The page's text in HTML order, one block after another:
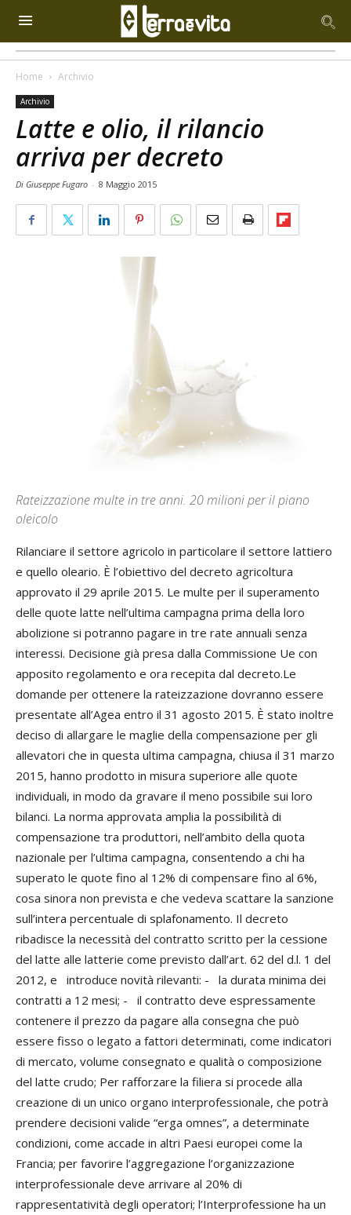
Home Archivio
Archivio
Latte e olio, il rilancio
arriva per decreto
Di Giuseppe Fugaro - 8 Maggio 2015
Rateizzazione multe in tre anni. 20 milioni per il piano
oleicolo
Rilanciare il settore agricolo in particolare il settore lattiero
e quello oleario. È l’obiettivo del decreto agricoltura
approvato il 29 aprile 2015. Le multe per il superamento
delle quote latte nell’ultima campagna prima della loro
abolizione si potranno pagare in tre rate annuali senza
interessi. Decisione già presa dalla Commissione Ue con
apposito regolamento e ora recepita dal decreto.Le
domande per ottenere la rateizzazione dovranno essere
presentate all’Agea entro il 31 agosto 2015. È stato inoltre
deciso di allargare le maglie della compensazione per gli
allevatori che in questa ultima campagna, chiusa il 31 marzo
2015, hanno prodotto in misura superiore alle quote
individuali, in modo da gravare il meno possibile sui loro
bilanci. La norma approvata amplia la possibilità di
compensazione tra produttori, nell’ambito della quota
nazionale per l’ultima campagna, consentendo a chi ha
superato le quote fino al 12% di compensare fino al 6%,
cosa sinora non prevista e che vedeva scattare la sanzione
sull’intera percentuale di splafonamento. Il decreto
ribadisce la necessità del contratto scritto per la cessione
del latte alle latterie come previsto dall’art. 62 del d.l. 1 del
2012, e introduce novità rilevanti: - la durata minima dei
contratti a 12 mesi; - il contratto deve espressamente
contenere il prezzo da pagare alla consegna che può
essere fisso o legato a fattori determinati, come indicatori
di mercato, volume consegnato e qualità o composizione
del latte crudo; Per rafforzare la filiera si procede alla
creazione di un unico organo interprofessionale, che potrà
prendere decisioni valide “erga omnes”, a determinate
condizioni, come accade in altri Paesi europei come la
Francia; per favorire l’aggregazione l’organizzazione
interprofessionale deve arrivare al 20% di
rappresentatività degli operatori; l’Interprofessione ha un